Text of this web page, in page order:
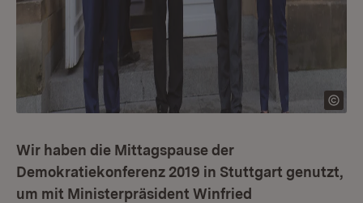
Wir haben die Mittagspause der
Demokratiekonferenz 2019 in Stuttgart genutzt,
um mit Ministerpräsident Winfried